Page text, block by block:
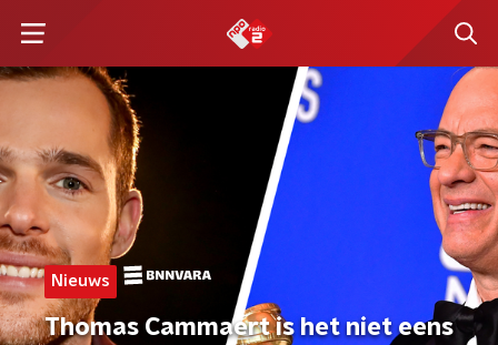
Nieuws
Thomas Cammaert is het niet eens